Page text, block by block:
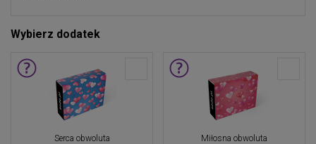
Wybierz dodatek
Serca obwoluta Miłosna obwoluta